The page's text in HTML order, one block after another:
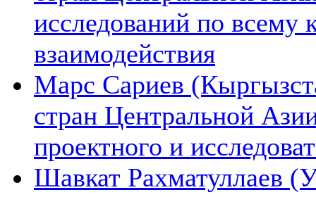
исследований по всему
взаимодействия
Марс Сариев
стран Центральной
проектного и
Шавкат Рахматуллаев